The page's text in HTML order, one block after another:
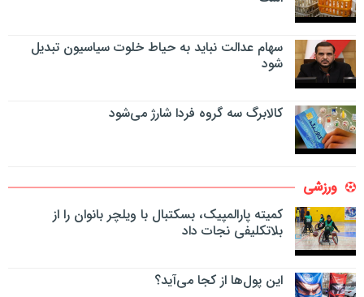
سهام عدالت نباید به حیاط خلوت سیاسیون تبدیل
شود
کالابرگ سه گروه فردا شارژ می‌شود
ورزشی
کمیته پارالمپیک، بسکتبال با ویلچر بانوان را از
بلاتکلیفی نجات داد
این پول‌ها از کجا می‌آید؟